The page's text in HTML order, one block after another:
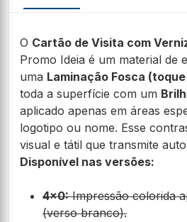
O Cartão de Visita com
Promo Ideia é um material de
uma Laminação Fosca
toda a superfície com um
aplicado apenas em áreas
logotipo ou nome. Esse
visual e tátil que transmite
Disponível nas versões:
4x0:Impressão colorida
(verso branco).